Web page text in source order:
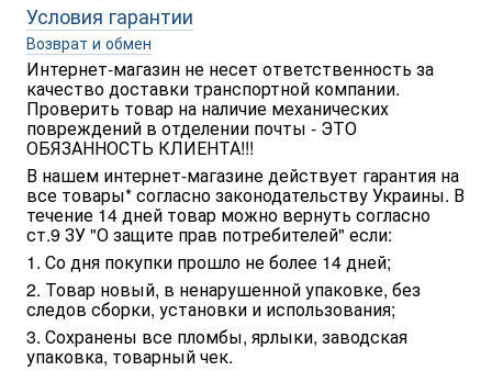
Условия гарантии
Возврат и обмен
Интернет-магазин не несет ответственность за
качество доставки транспортной компании.
Проверить товар на наличие механических
повреждений в отделении почты - ЭТО
ОБЯЗАННОСТЬ КЛИЕНТА!!!
В нашем интернет-магазине действует гарантия на
все товары* согласно законодательству Украины. В
течение 14 дней товар можно вернуть согласно
ст.9 ЗУ "О защите прав потребителей" если:
1. Со дня покупки прошло не более 14 дней;
2. Товар новый, в ненарушенной упаковке, без
следов сборки, установки и использования;
3. Сохранены все пломбы, ярлыки, заводская
упаковка, товарный чек.